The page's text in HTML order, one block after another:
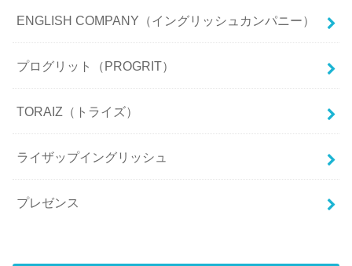
ENGLISH COMPANY（イングリッシュカンパニー）
プログリット（PROGRIT）
TORAIZ（トライズ）
ライザップイングリッシュ
プレゼンス